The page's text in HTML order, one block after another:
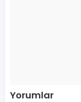
Yorumlar